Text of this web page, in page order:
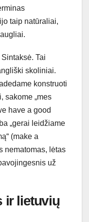
taip natūraliai,
Tai
skoliniai.
konstruoti
sakome „mes
have a good
„gerai leidžiame
(make a
nematomas, lėtas
už
ir lietuvių